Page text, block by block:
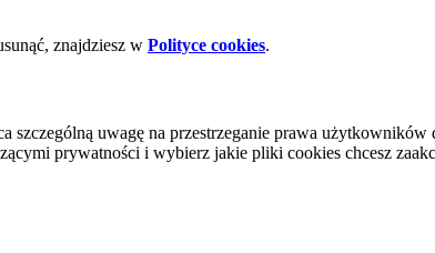
znajdziesz w Polityce cookies.
uwagę na przestrzeganie prawa użytkowników
prywatności i wybierz jakie pliki cookies chcesz